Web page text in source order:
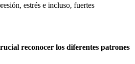
estrés e incluso, fuertes
reconocer los diferentes patrones